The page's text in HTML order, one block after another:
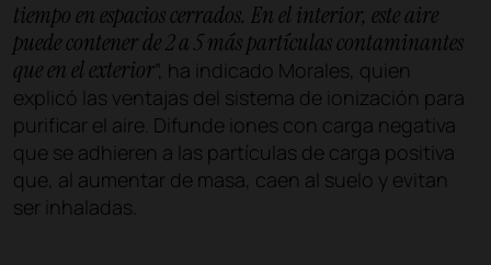
tiempo en espacios cerrados. En el interior, este aire
puede contener de 2 a 5 más partículas contaminantes
que en el exterior”, ha indicado Morales, quien
explicó las ventajas del sistema de ionización para
purificar el aire. Difunde iones con carga negativa
que se adhieren a las partículas de carga positiva
que, al aumentar de masa, caen al suelo y evitan
ser inhaladas.